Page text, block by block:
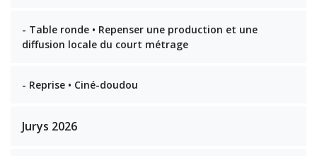
- Table ronde • Repenser une production et une
diffusion locale du court métrage
- Reprise • Ciné-doudou
Jurys 2026